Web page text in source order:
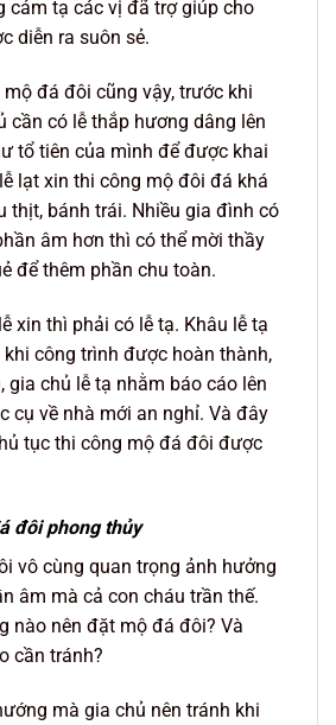
cảm tạ các vị đã trợ giúp cho
diễn ra suôn sẻ.
đá đôi cũng vậy, trước khi
cần có lễ thắp hương dâng lên
tổ tiên của mình để được khai
lạt xin thi công mộ đôi đá khá
thịt, bánh trái. Nhiều gia đình có
âm hơn thì có thể mời thầy
để thêm phần chu toàn.
xin thì phải có lễ tạ. Khâu lễ tạ
công trình được hoàn thành,
gia chủ lễ tạ nhằm báo cáo lên
cụ về nhà mới an nghỉ. Và đây
tục thi công mộ đá đôi được
đôi phong thủy
vô cùng quan trọng ảnh hưởng
âm mà cả con cháu trần thế.
nào nên đặt mộ đá đôi? Và
cần tránh?
mà gia chủ nên tránh khi